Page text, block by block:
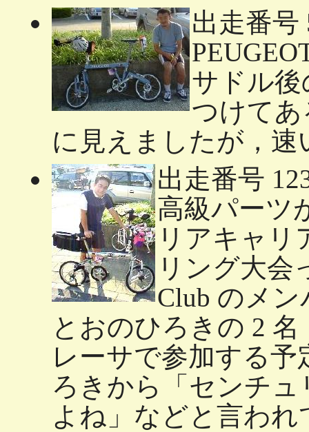
出走番号
サドル後
つけて
に見えましたが，
出走番号
高級パーツ
リアキャリ
リング大会
Club のメ
とおのひろきの 2
レーサで参加する
ろきから「センチ
よね」などと言われ